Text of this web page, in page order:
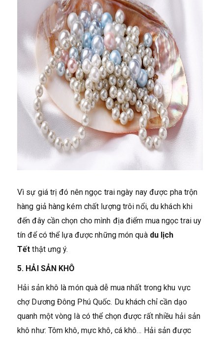
Vì sự giá trị đó nên ngọc trai ngày nay được pha trộn
hàng giả hàng kém chất lượng trôi nổi, du khách khi
đến đây cần chọn cho mình địa điểm mua ngọc trai uy
tín để có thể lựa được những món quà du lịch
Tết thật ưng ý.
5. HẢI SẢN KHÔ
Hải sản khô là món quà dễ mua nhất trong khu vực
chợ Dương Đông Phú Quốc. Du khách chỉ cần dạo
quanh một vòng là có thể chọn được rất nhiều hải sản
khô như: Tôm khô, mực khô, cá khô… Hải sản được